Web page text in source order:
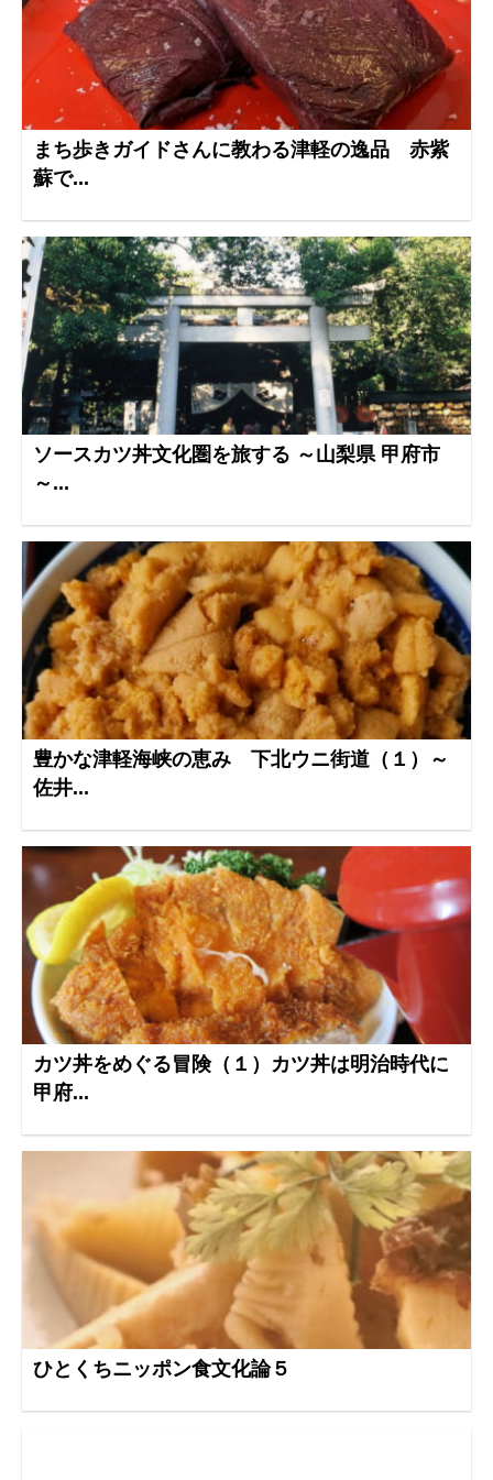
まち歩きガイドさんに教わる津軽の逸品 赤紫
蘇で...
ソースカツ丼文化圏を旅する ～山梨県 甲府市
～...
豊かな津軽海峡の恵み 下北ウニ街道（１）～
佐井...
カツ丼をめぐる冒険（１）カツ丼は明治時代に
甲府...
ひとくちニッポン食文化論５